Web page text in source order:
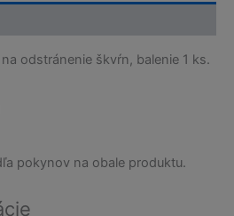
odstránenie škvŕn, balenie 1 ks.
pokynov na obale produktu.